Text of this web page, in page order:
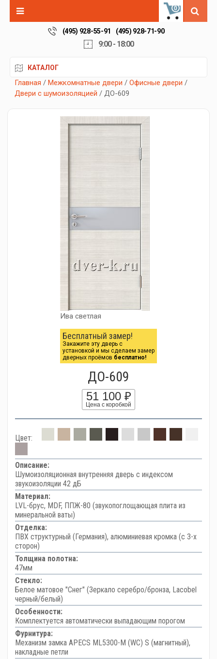
0
(495) 928-55-91 (495) 928-71-90
9:00 - 18:00
КАТАЛОГ
Главная / Межкомнатные двери / Офисные двери /
Двери с шумоизоляцией / ДО-609
Ива светлая
Бесплатный замер!
Закажите эту дверь с
установкой и мы сделаем замер
дверных проёмов бесплатно!
ДО-609
51 100 ₽
Цена с коробкой
Цвет:
Описание:
Шумоизоляционная внутренняя дверь с индексом
звукоизоляции 42 дБ
Материал:
LVL-брус, MDF, ППЖ-80 (звукопоглощающая плита из
минеральной ваты)
Отделка:
ПВХ структурный (Германия), алюминиевая кромка (с 3-х
сторон)
Толщина полотна:
47мм
Стекло:
Белое матовое "Снег" (Зеркало серебро/бронза, Lacobel
черный/белый)
Особенности:
Комплектуется автоматически выпадающим порогом
Фурнитура:
Механизм замка APECS ML5300-M (WC) S (магнитный),
накладные петли